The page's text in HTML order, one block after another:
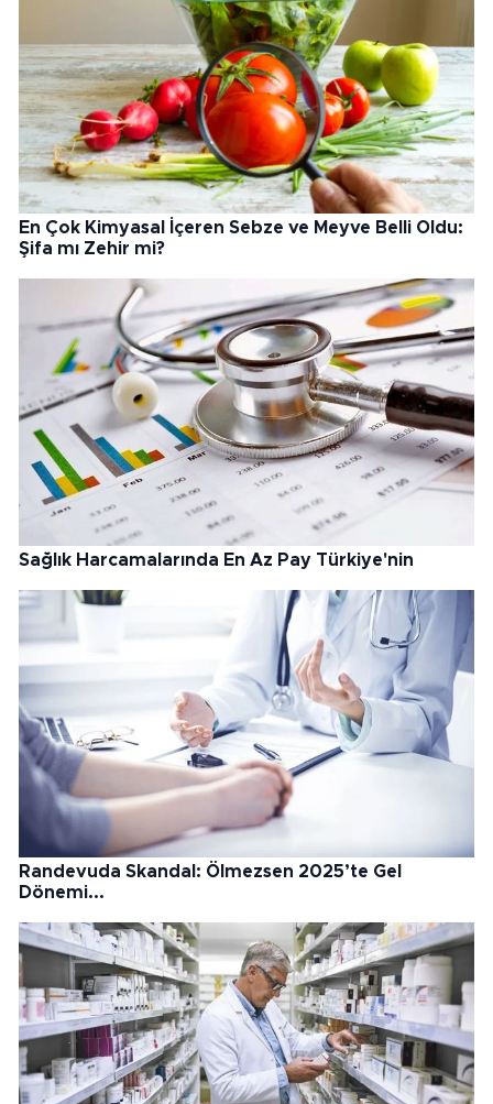
En Çok Kimyasal İçeren Sebze ve Meyve Belli Oldu:
Şifa mı Zehir mi?
Sağlık Harcamalarında En Az Pay Türkiye'nin
Randevuda Skandal: Ölmezsen 2025’te Gel
Dönemi...